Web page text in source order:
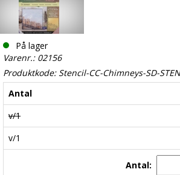
På lager
Varenr.: 02156
Produktkode: Stencil-CC-Chimneys-SD-
Antal
v/1
v/1
Antal: